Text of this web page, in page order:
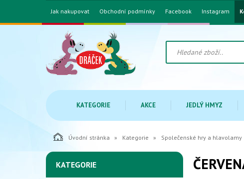
Jak nakupovat Obchodní podmínky Facebook Instagram
KATEGORIE AKCE JEDLÝ HMYZ
Úvodní stránka Kategorie Společenské hry a hlavolamy
KATEGORIE